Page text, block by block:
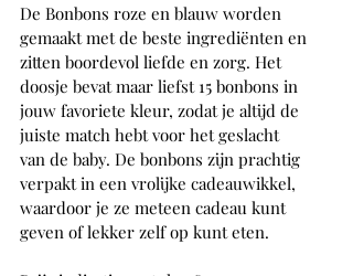
De Bonbons roze en blauw worden
gemaakt met de beste ingrediënten en
zitten boordevol liefde en zorg. Het
doosje bevat maar liefst 15 bonbons in
jouw favoriete kleur, zodat je altijd de
juiste match hebt voor het geslacht
van de baby. De bonbons zijn prachtig
verpakt in een vrolijke cadeauwikkel,
waardoor je ze meteen cadeau kunt
geven of lekker zelf op kunt eten.